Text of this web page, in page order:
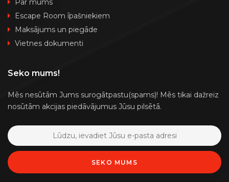
Par mums
Escape Room īpašniekiem
Maksājums un piegāde
Vietnes dokumenti
Seko mums!
Mēs nesūtām Jums surogātpastu(spams)! Mēs tikai dažreiz
nosūtām akcijas piedāvājumus Jūsu pilsētā.
SEKO MUMS